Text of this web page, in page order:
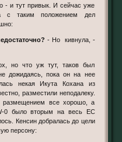
- и тут привык. И сейчас уже
с таким положением дел
- Но кивнула, -
дожидаясь, пока он на нее
некая Икута Кохана из
разместили неподалеку.
размещением все хорошо, а
0 было вторым на весь ЕС
Кенсин добралась до цели
персону: